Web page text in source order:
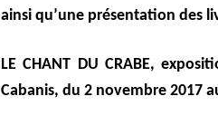
ainsi qu’une présentation des
LE CHANT DU CRABE,
Cabanis, du 2 novembre 2017